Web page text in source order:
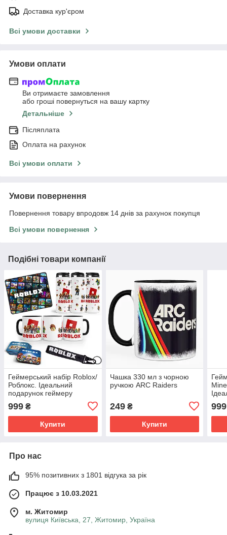
Доставка кур'єром
Всі умови доставки
Умови оплати
Ви отримаєте замовлення
або гроші повернуться на вашу картку
Детальніше
Післяплата
Оплата на рахунок
Всі умови оплати
Умови повернення
Повернення товару впродовж 14 днів за рахунок покупця
Всі умови повернення
Подібні товари компанії
Геймерський набір Roblox/
Роблокс. Ідеальний
подарунок геймеру
999 ₴
Купити
Чашка 330 мл з чорною
ручкою ARC Raiders
249₴
Купити
999
Про нас
95% позитивних з 1801 відгука за рік
Працює з 10.03.2021
м. Житомир
вулиця Київська, 27, Житомир, Україна